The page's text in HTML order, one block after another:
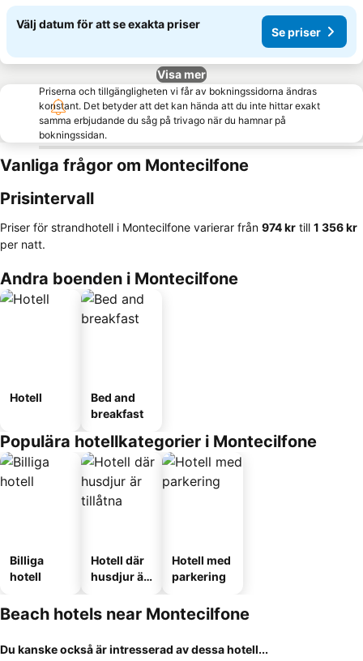
Välj datum för att se exakta priser
Se priser
Visa mer
Priserna och tillgängligheten vi får av bokningssidorna ändras
konstant. Det betyder att det kan hända att du inte hittar exakt
samma erbjudande du såg på trivago när du hamnar på
bokningssidan.
Vanliga frågor om Montecilfone
Prisintervall
Priser för strandhotell i Montecilfone varierar från ‎974 kr till ‎1 356 kr
per natt.
Andra boenden i Montecilfone
Hotell
Bed and
breakfast
Populära hotellkategorier i Montecilfone
Billiga
hotell
Hotell där
husdjur är
Hotell med
parkering
Beach hotels near Montecilfone
Du kanske också är intresserad av dessa hotell...